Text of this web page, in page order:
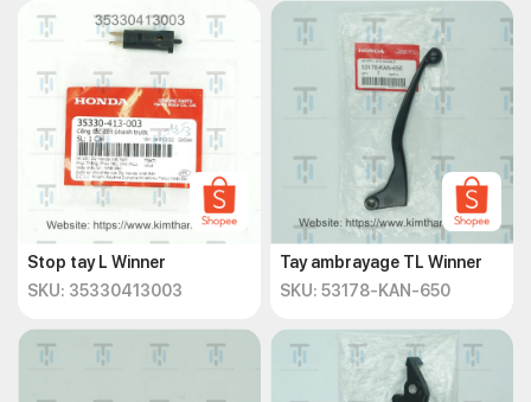
Stop tay L Winner
SKU: 35330413003
Tay ambrayage TL Winner
SKU: 53178-KAN-650